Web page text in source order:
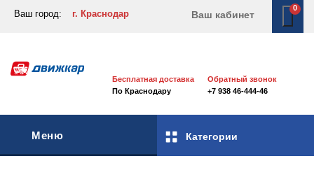
Ваш город: г. Краснодар Ваш кабинет
0
Бесплатная доставка
По Краснодару
Обратный звонок
+7 938 46-444-46
Меню Категории